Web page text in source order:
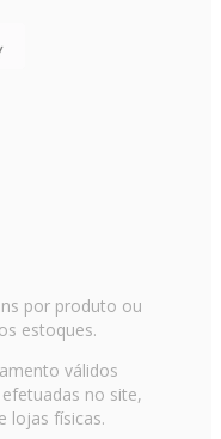
por produto ou
estoques.
válidos
no site,
lojas físicas.